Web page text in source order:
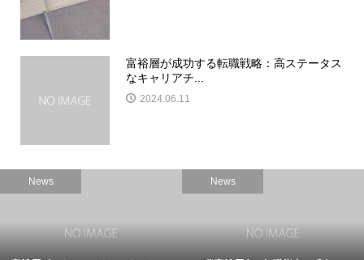
富裕層が成功する転職戦略：高ステータス
なキャリアチ...
2024.06.11
News News